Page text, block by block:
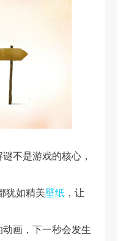
不是游戏的核心，
犹如精美壁纸 ，让
画，下一秒会发生